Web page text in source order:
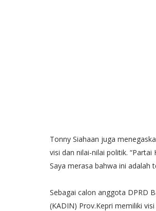
Tonny Siahaan juga
visi dan nilai-nilai politik.
Saya merasa bahwa ini adalah
Sebagai calon anggota DPRD
(KADIN) Prov.Kepri memiliki